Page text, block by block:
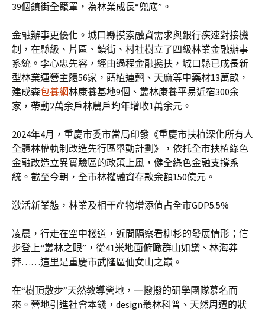
39個鎮街全籠罩，為林業成長“兜底”。
金融辦事更優化。城口縣摸索融資需求與銀行疾速對接機
制，在縣級、片區、鎮街、村社樹立了四級林業金融辦事
系統。李心忠先容，經由過程金融攙扶，城口縣已成長新
型林業運營主體56家，蒔植連翹、天麻等中藥材13萬畝，
建成森包養網林康養基地9個、叢林康養平易近宿300余
家，帶動2萬余戶林農戶均年增收1萬余元。
2024年4月，重慶市委市當局印發《重慶市扶植深化所有人
全體林權軌制改造先行區舉動計劃》，依托全市扶植綠色
金融改造立異實驗區的政策上風，健全綠色金融支撐系
統。截至今朝，全市林權融資存款余額150億元。
激活新業態，林業及相干產物增添值占全市GDP5.5%
凌晨，行走在空中棧道，近間隔察看柳杉的發展情形；信
步登上“叢林之眼”，從41米地面俯瞰群山如黛、林海莽
莽……這里是重慶市武隆區仙女山之巔。
在“樹頂散步”天然教導營地，一撥撥的研學團隊慕名而
來。營地引進社會本錢，design叢林科普、天然周遭的狀